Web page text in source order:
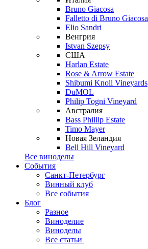
Bruno Giacosa
Falletto di Bruno Giacosa
Elio Sandri
Венгрия
Istvan Szepsy
США
Harlan Estate
Rose & Arrow Estate
Shibumi Knoll Vineyards
DuMOL
Philip Togni Vineyard
Австралия
Bass Phillip Estate
Timo Mayer
Новая Зеландия
Bell Hill Vineyard
Все виноделы
События
Санкт-Петербург
Винный клуб
Все события
Блог
Разное
Виноделие
Виноделы
Все статьи